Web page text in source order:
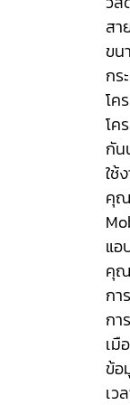
สา
ขน
กร
โค
โค
กัน
ใช้
คุณ
แอ
คุณ
กา
กา
เมื
ข้อ
เว